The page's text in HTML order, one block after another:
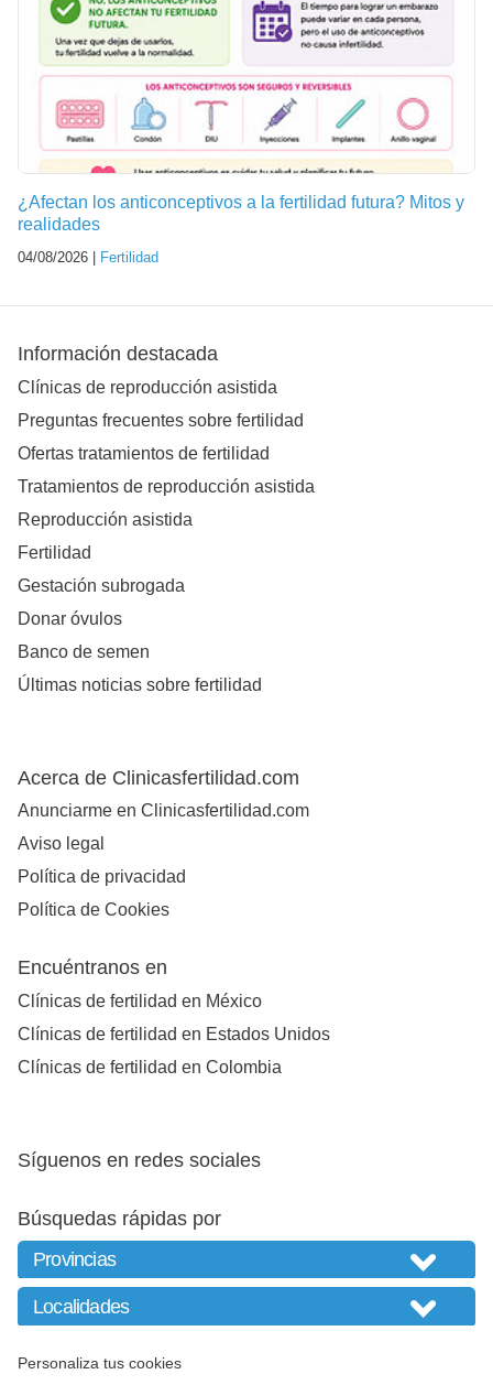
¿Afectan los anticonceptivos a la fertilidad futura? Mitos y
realidades
04/08/2026 | Fertilidad
Información destacada
Clínicas de reproducción asistida
Preguntas frecuentes sobre fertilidad
Ofertas tratamientos de fertilidad
Tratamientos de reproducción asistida
Reproducción asistida
Fertilidad
Gestación subrogada
Donar óvulos
Banco de semen
Últimas noticias sobre fertilidad
Acerca de Clinicasfertilidad.com
Anunciarme en Clinicasfertilidad.com
Aviso legal
Política de privacidad
Política de Cookies
Encuéntranos en
Clínicas de fertilidad en México
Clínicas de fertilidad en Estados Unidos
Clínicas de fertilidad en Colombia
Síguenos en redes sociales
Búsquedas rápidas por
Personaliza tus cookies